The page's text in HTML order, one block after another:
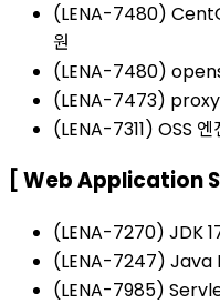
(LENA-7480)
원
(LENA-7480)
(LENA-7473)
(LENA-7311) OSS 엔
[ Web Application
(LENA-7270) JDK
(LENA-7247) Java
(LENA-7985)